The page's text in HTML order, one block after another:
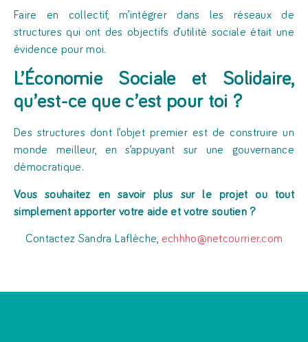
Faire en collectif, m’intégrer dans les réseaux de
structures qui ont des objectifs d’utilité sociale était une
évidence pour moi.
L’Économie Sociale et Solidaire,
qu’est-ce que c’est pour toi ?
Des structures dont l’objet premier est de construire un
monde meilleur, en s’appuyant sur une gouvernance
démocratique.
Vous souhaitez en savoir plus sur le projet ou tout
simplement apporter votre aide et votre soutien ?
Contactez Sandra Laflèche, echhho@netcourrier.com